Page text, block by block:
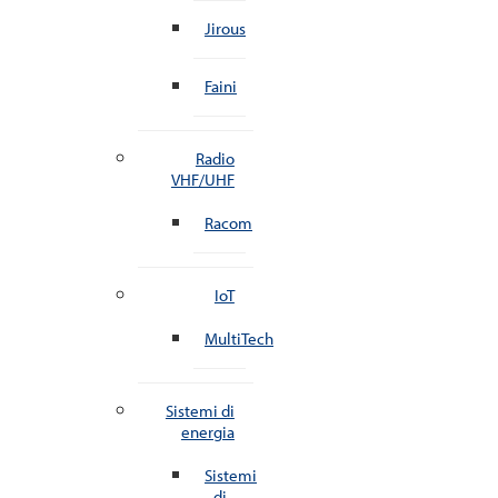
Jirous
Faini
Radio
VHF/UHF
Racom
IoT
MultiTech
Sistemi di
energia
Sistemi